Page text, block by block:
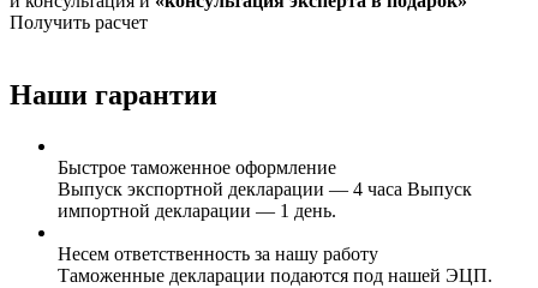
Получить расчет
Наши гарантии
Быстрое таможенное оформление
Выпуск экспортной декларации — 4 часа Выпуск
импортной декларации — 1 день.
Несем ответственность за нашу работу
Таможенные декларации подаются под нашей ЭЦП.